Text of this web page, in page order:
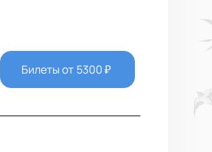
Билеты от 5300₽